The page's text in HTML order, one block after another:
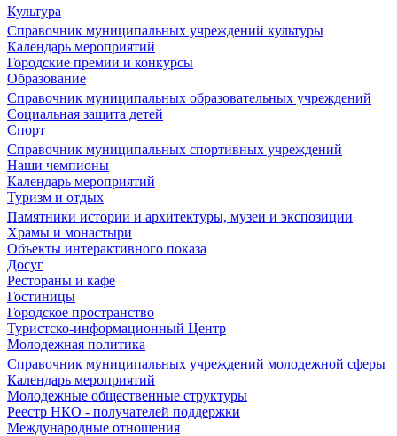
Культура
Справочник муниципальных учреждений культуры
Календарь мероприятий
Городские премии и конкурсы
Образование
Справочник муниципальных образовательных учреждений
Социальная защита детей
Спорт
Справочник муниципальных спортивных учреждений
Наши чемпионы
Календарь мероприятий
Туризм и отдых
Памятники истории и архитектуры, музеи и экспозиции
Храмы и монастыри
Объекты интерактивного показа
Досуг
Рестораны и кафе
Гостиницы
Городское пространство
Туристско-информационный Центр
Молодежная политика
Справочник муниципальных учреждений молодежной сферы
Календарь мероприятий
Молодежные общественные структуры
Реестр НКО - получателей поддержки
Международные отношения